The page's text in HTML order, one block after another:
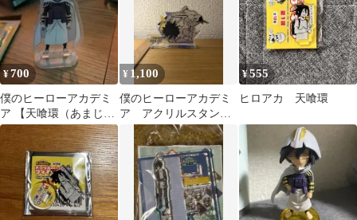
¥700
僕のヒーローアカデミ
ア 【天喰環（あまじき
たまき】
¥ 1,100
僕のヒーローアカデミ
ア アクリルスタン
ド 天喰環
¥555
ヒロアカ 天喰環